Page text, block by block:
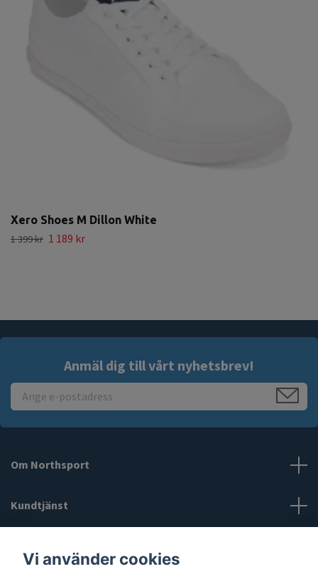
Xero Shoes M Dillon White
1 399 kr 1 189 kr
Anmäl dig till vårt nyhetsbrev!
Om Northsport
Kundtjänst
Vi använder cookies